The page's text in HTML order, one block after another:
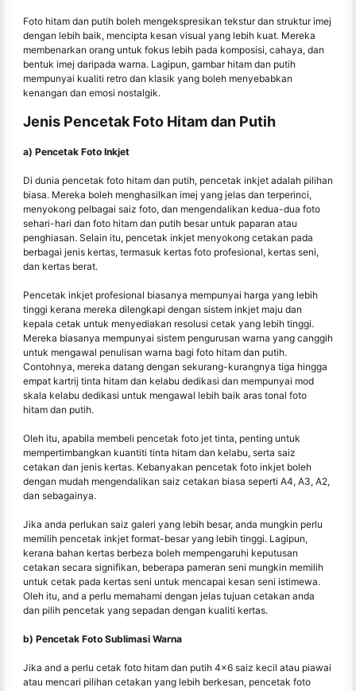
Foto hitam dan putih boleh mengekspresikan tekstur dan struktur imej
dengan lebih baik, mencipta kesan visual yang lebih kuat. Mereka
membenarkan orang untuk fokus lebih pada komposisi, cahaya, dan
bentuk imej daripada warna. Lagipun, gambar hitam dan putih
mempunyai kualiti retro dan klasik yang boleh menyebabkan
kenangan dan emosi nostalgik.
Jenis Pencetak Foto Hitam dan Putih
a) Pencetak Foto Inkjet
Di dunia pencetak foto hitam dan putih, pencetak inkjet adalah pilihan
biasa. Mereka boleh menghasilkan imej yang jelas dan terperinci,
menyokong pelbagai saiz foto, dan mengendalikan kedua-dua foto
sehari-hari dan foto hitam dan putih besar untuk paparan atau
penghiasan. Selain itu, pencetak inkjet menyokong cetakan pada
berbagai jenis kertas, termasuk kertas foto profesional, kertas seni,
dan kertas berat.
Pencetak inkjet profesional biasanya mempunyai harga yang lebih
tinggi kerana mereka dilengkapi dengan sistem inkjet maju dan
kepala cetak untuk menyediakan resolusi cetak yang lebih tinggi.
Mereka biasanya mempunyai sistem pengurusan warna yang canggih
untuk mengawal penulisan warna bagi foto hitam dan putih.
Contohnya, mereka datang dengan sekurang-kurangnya tiga hingga
empat kartrij tinta hitam dan kelabu dedikasi dan mempunyai mod
skala kelabu dedikasi untuk mengawal lebih baik aras tonal foto
hitam dan putih.
Oleh itu, apabila membeli pencetak foto jet tinta, penting untuk
mempertimbangkan kuantiti tinta hitam dan kelabu, serta saiz
cetakan dan jenis kertas. Kebanyakan pencetak foto inkjet boleh
dengan mudah mengendalikan saiz cetakan biasa seperti A4, A3, A2,
dan sebagainya.
Jika anda perlukan saiz galeri yang lebih besar, anda mungkin perlu
memilih pencetak inkjet format-besar yang lebih tinggi. Lagipun,
kerana bahan kertas berbeza boleh mempengaruhi keputusan
cetakan secara signifikan, beberapa pameran seni mungkin memilih
untuk cetak pada kertas seni untuk mencapai kesan seni istimewa.
Oleh itu, and a perlu memahami dengan jelas tujuan cetakan anda
dan pilih pencetak yang sepadan dengan kualiti kertas.
b) Pencetak Foto Sublimasi Warna
Jika and a perlu cetak foto hitam dan putih 4x6 saiz kecil atau piawai
atau mencari pilihan cetakan yang lebih berkesan, pencetak foto